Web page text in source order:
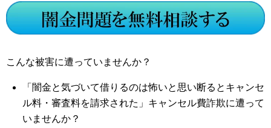
こんな被害に遭っていませんか？
「闇金と気づいて借りるのは怖いと思い断るとキャンセ
ル料・審査料を請求された」キャンセル費詐欺に遭って
いませんか？